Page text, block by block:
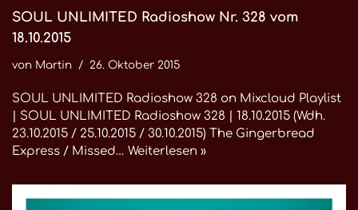
SOUL UNLIMITED Radioshow Nr. 328 vom
18.10.2015
von Martin 26. Oktober 2015
SOUL UNLIMITED Radioshow 328 on Mixcloud Playlist
| SOUL UNLIMITED Radioshow 328 | 18.10.2015 (Wdh.
23.10.2015 / 25.10.2015 / 30.10.2015) The Gingerbread
Express / Missed… Weiterlesen »